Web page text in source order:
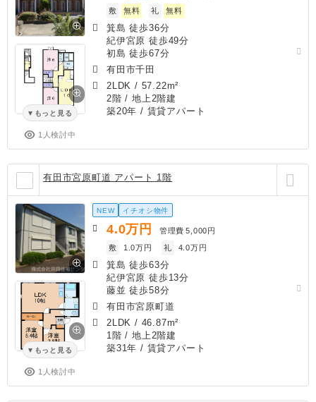
もっと見る
1人検討中
敷
無料 礼 無料
箕島 徒歩36分
紀伊宮原 徒歩49分
初島 徒歩67分
有田市千田
2LDK / 57.22m²
2階 / 地上2階建
築20年 / 賃貸アパート
有田市宮原町道 アパート 1階
もっと見る
1人検討中
NEW イチオシ物件
4.0万円 管理費 5,000円
敷
1.0万円 礼 4.0万円
箕島 徒歩63分
紀伊宮原 徒歩13分
藤並 徒歩58分
有田市宮原町道
2LDK / 46.87m²
1階 / 地上2階建
築31年 / 賃貸アパート